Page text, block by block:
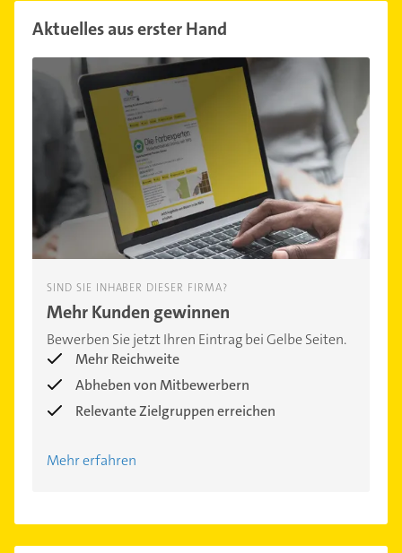
Aktuelles aus erster Hand
SIND SIE INHABER DIESER FIRMA?
Mehr Kunden gewinnen
Bewerben Sie jetzt Ihren Eintrag bei Gelbe Seiten.
Mehr Reichweite
Abheben von Mitbewerbern
Relevante Zielgruppen erreichen
Mehr erfahren